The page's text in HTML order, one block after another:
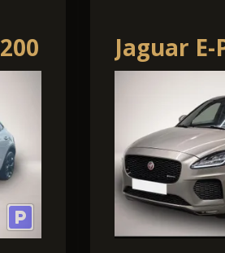
Jaguar E-
Dynamic
LED/
LM